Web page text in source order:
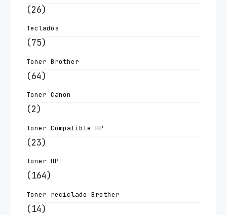
(26)
Teclados
(75)
Toner Brother
(64)
Toner Canon
(2)
Toner Compatible HP
(23)
Toner HP
(164)
Toner reciclado Brother
(14)